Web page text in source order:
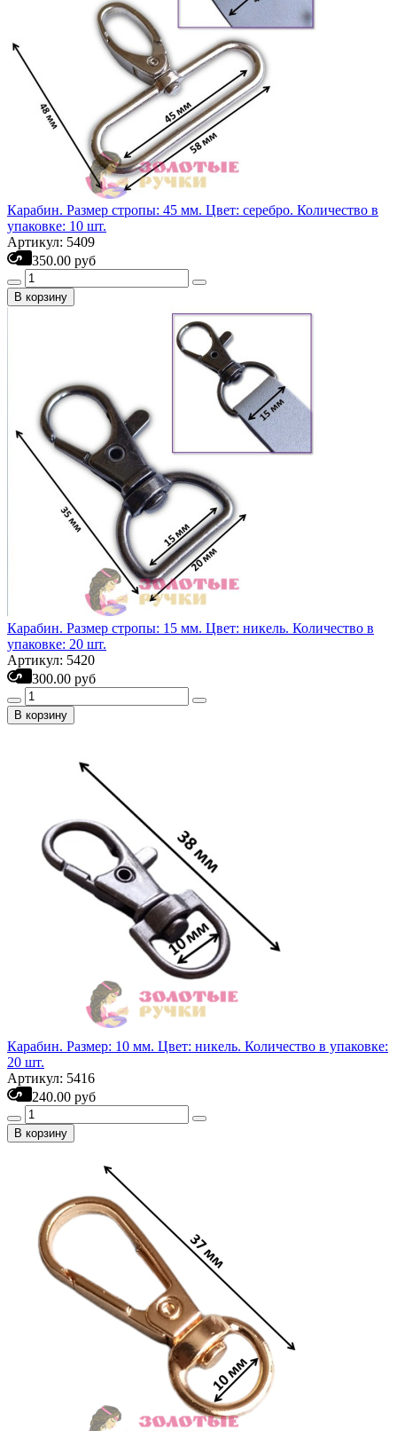
Карабин. Размер стропы: 45 мм. Цвет: серебро. Количество в
упаковке: 10 шт.
Артикул: 5409
350.00 руб
В корзину
Карабин. Размер стропы: 15 мм. Цвет: никель. Количество в
упаковке: 20 шт.
Артикул: 5420
300.00 руб
В корзину
Карабин. Размер: 10 мм. Цвет: никель. Количество в упаковке:
20 шт.
Артикул: 5416
240.00 руб
В корзину